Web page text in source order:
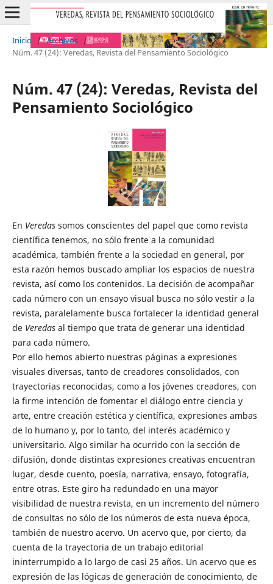
Inicio / Archivos /
Núm. 47 (24): Veredas, Revista del Pensamiento Sociológico
Núm. 47 (24): Veredas, Revista del
Pensamiento Sociológico
En Veredassomos conscientes del papel que como revista
científica tenemos, no sólo frente a la comunidad
académica, también frente a la sociedad en general, por
esta razón hemos buscado ampliar los espacios de nuestra
revista, así como los contenidos. La decisión de acompañar
cada número con un ensayo visual busca no sólo vestir a la
revista, paralelamente busca fortalecer la identidad general
de Veredasal tiempo que trata de generar una identidad
para cada número.
Por ello hemos abierto nuestras páginas a expresiones
visuales diversas, tanto de creadores consolidados, con
trayectorias reconocidas, como a los jóvenes creadores, con
la firme intención de fomentar el diálogo entre ciencia y
arte, entre creación estética y científica, expresiones ambas
de lo humano y, por lo tanto, del interés académico y
universitario. Algo similar ha ocurrido con la sección de
difusión, donde distintas expresiones creativas encuentran
lugar, desde cuento, poesía, narrativa, ensayo, fotografía,
entre otras. Este giro ha redundado en una mayor
visibilidad de nuestra revista, en un incremento del número
de consultas no sólo de los números de esta nueva época,
también de nuestro acervo. Un acervo que, por cierto, da
cuenta de la trayectoria de un trabajo editorial
ininterrumpido a lo largo de casi 25 años. Un acervo que es
expresión de las lógicas de generación de conocimiento, de